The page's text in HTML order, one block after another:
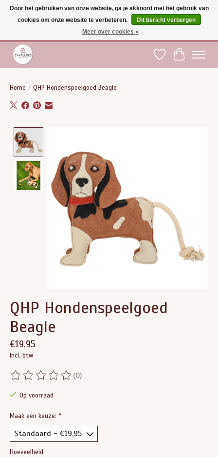
Gratis verzending vanaf €75 binnen BE - vanaf €100 naar EU | Voor 17:00 besteld is
dezelfde dag verzonden | Klantendienst: +32 (0)51 21 27 00 |
Verlanglijst
Home / QHP Hondenspeelgoed Beagle
QHP Hondenspeelgoed
Beagle
€19,95
Incl. btw
De beoordeling van dit product is
(0)
Op voorraad
Maak een keuze: *
Hoeveelheid:
Door het gebruiken van onze website, ga je akkoord met het gebruik van
cookies om onze website te verbeteren.
Dit bericht verbergen
Meer over cookies »